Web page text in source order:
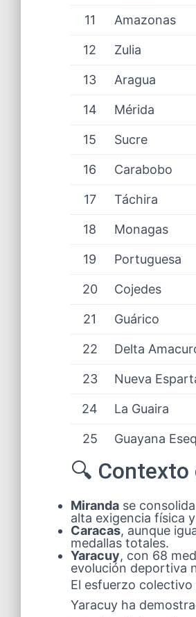
11 Amazonas
12 Zulia
13 Aragua
14 Mérida
15 Sucre
16 Carabobo
17 Táchira
18 Monagas
19 Portuguesa
20 Cojedes
21 Guárico
22 Delta
23 Nueva
24 La Guaira
25 Guayana
🔍
Miranda se
alta exigencia física
Caracas, aunque
medallas totales.
Yaracuy, con 68
evolución deportiva
El esfuerzo
Yaracuy ha